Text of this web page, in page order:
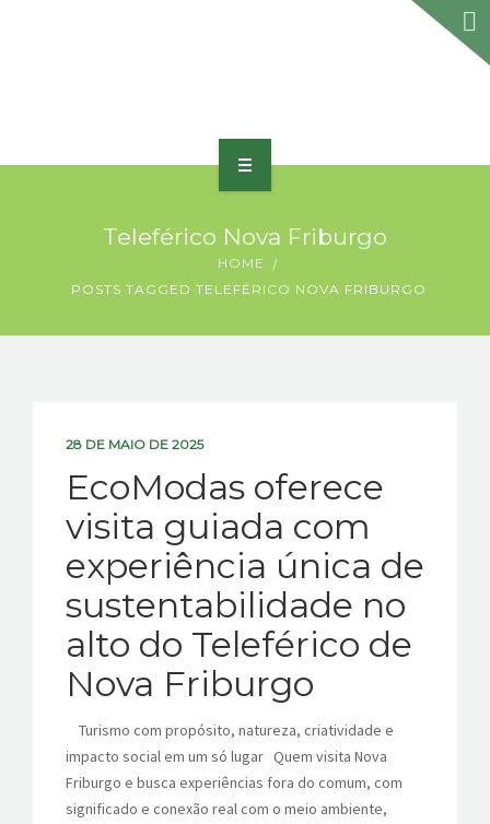
PORTFÓLIO
CONTATOS
Teleférico Nova Friburgo
HOME
POSTS TAGGED TELEFÉRICO NOVA FRIBURGO
28 DE MAIO DE 2025
EcoModas oferece
visita guiada com
experiência única de
sustentabilidade no
alto do Teleférico de
Nova Friburgo
Turismo com propósito, natureza, criatividade e
impacto social em um só lugar Quem visita Nova
Friburgo e busca experiências fora do comum, com
significado e conexão real com o meio ambiente,